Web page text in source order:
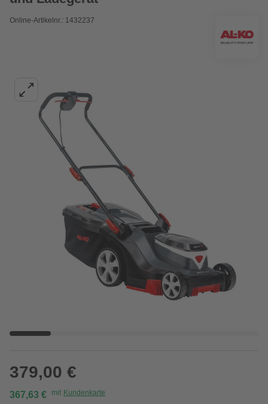
Online-Artikelnr.: 1432237
379,00 €
367,63 € mit Kundenkarte